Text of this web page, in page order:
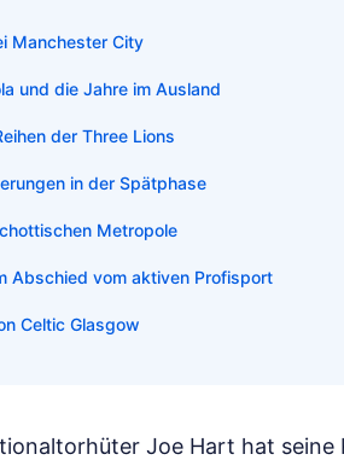
Manchester City
und die Jahre im Ausland
der Three Lions
in der Spätphase
Metropole
Abschied vom aktiven Profisport
Celtic Glasgow
Joe Hart hat seine